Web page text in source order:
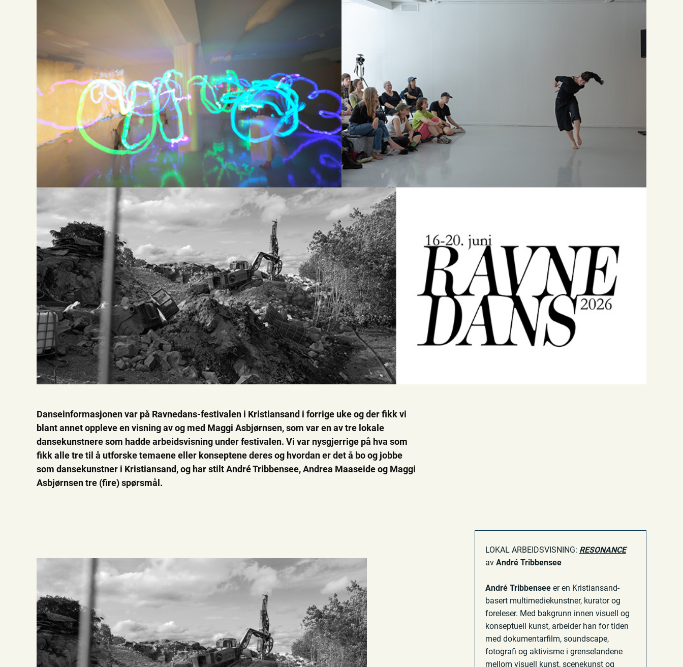
Danseinformasjonen var på Ravnedans-festivalen i Kristiansand i forrige uke og der fikk vi
blant annet oppleve en visning av og med Maggi Asbjørnsen, som var en av tre lokale
dansekunstnere som hadde arbeidsvisning under festivalen. Vi var nysgjerrige på hva som
fikk alle tre til å utforske temaene eller konseptene deres og hvordan er det å bo og jobbe
som dansekunstner i Kristiansand, og har stilt André Tribbensee, Andrea Maaseide og Maggi
Asbjørnsen tre (fire) spørsmål.
LOKAL ARBEIDSVISNING: RESONANCE
av André Tribbensee
André Tribbensee er en Kristiansand-
basert multimediekunstner, kurator og
foreleser. Med bakgrunn innen visuell og
konseptuell kunst, arbeider han for tiden
med dokumentarfilm, soundscape,
fotografi og aktivisme i grenselandene
mellom visuell kunst, scenekunst og